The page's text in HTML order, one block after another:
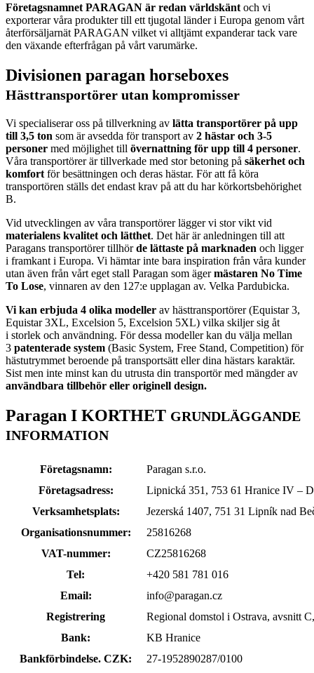
Företagsnamnet PARAGAN är redan världskänt och vi
exporterar våra produkter till ett tjugotal länder i Europa genom vårt
återförsäljarnät PARAGAN vilket vi alltjämt expanderar tack vare
den växande efterfrågan på vårt varumärke.
Divisionen paragan horseboxes
Hästtransportörer utan kompromisser
Vi specialiserar oss på tillverkning av lätta transportörer på upp
till 3,5 ton som är avsedda för transport av 2 hästar och 3-5
personer med möjlighet till övernattning för upp till 4 personer.
Våra transportörer är tillverkade med stor betoning på säkerhet och
komfortför besättningen och deras hästar. För att få köra
transportören ställs det endast krav på att du har körkortsbehörighet
B.
Vid utvecklingen av våra transportörer lägger vi stor vikt vid
materialens kvalitet och lätthet. Det här är anledningen till att
Paragans transportörer tillhörde lättaste på marknaden och ligger
i framkant i Europa. Vi hämtar inte bara inspiration från våra kunder
utan även från vårt eget stall Paragan som ägermästaren No Time
To Lose, vinnaren av den 127:e upplagan av. Velka Pardubicka.
Vi kan erbjuda 4 olika modeller av hästtransportörer (Equistar 3,
Equistar 3XL, Excelsion 5, Excelsion 5XL) vilka skiljer sig åt
i storlek och användning. För dessa modeller kan du välja mellan
3 patenterade system (Basic System, Free Stand, Competition) för
hästutrymmet beroende på transportsätt eller dina hästars karaktär.
Sist men inte minst kan du utrusta din transportör med mängder av
användbara tillbehör eller originell design.
Paragan I KORTHET GRUNDLÄGGANDE
INFORMATION
Företagsnamn:
Paragan s.r.o.
Företagsadress:
Lipnická 351, 753 61 Hranice IV –
Verksamhetsplats:
Jezerská 1407, 751 31 Lipník nad
Organisationsnummer:
25816268
VAT-nummer:
CZ25816268
Tel:
+420 581 781 016
Email:
info@paragan.cz
Registrering
Regional domstol i Ostrava, avsnitt
Bank:
KB Hranice
Bankförbindelse. CZK:
27-1952890287/0100